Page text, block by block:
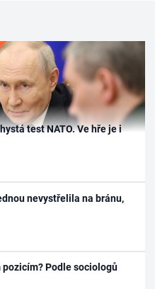
test NATO. Ve hře je i
nevystřelila na bránu,
pozicím? Podle sociologů